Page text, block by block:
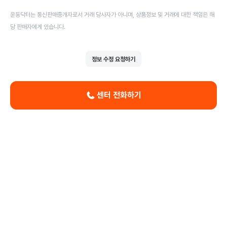
운동닥터는 통신판매중개자로서 거래 당사자가 아니며, 상품정보 및 거래에 대한 책임은 해
당 판매자에게 있습니다.
정보 수정 요청하기
센터 전화하기